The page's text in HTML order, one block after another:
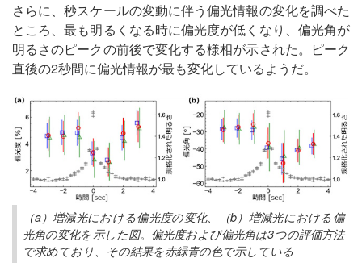
さらに、秒スケールの変動に伴う偏光情報の変化を調べた
ところ、最も明るくなる時に偏光度が低くなり、偏光角が
明るさのピークの前後で変化する様相が示された。ピーク
直後の2秒間に偏光情報が最も変化しているようだ。
（a）増減光における偏光度の変化、（b）増減光における偏
光角の変化を示した図。偏光度および偏光角は3つの評価方法
で求めており、その結果を赤緑青の色で示している